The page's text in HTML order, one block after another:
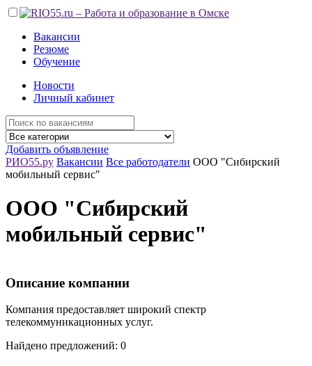
Вакансии
Резюме
Обучение
Новости
Личный кабинет
Добавить объявление
РИО55.ру Вакансии Все работодатели ООО "Сибирский
мобильный сервис"
ООО "Сибирский
мобильный сервис"
Описание компании
Компания предоставляет широкий спектр
телекоммуникационных услуг.
Найдено предложений: 0